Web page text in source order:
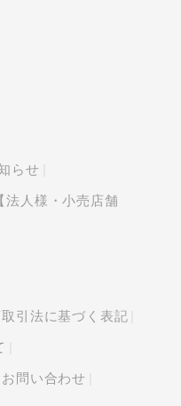
らせ
法人様・小売店舗
引法に基づく表記
お問い合わせ